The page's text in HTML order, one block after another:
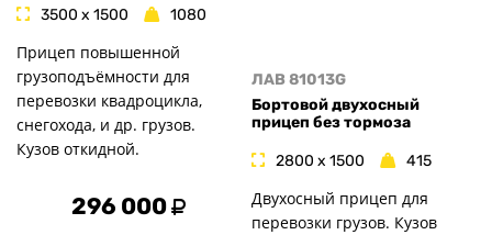
3500 x 1500 1080
Прицеп повышенной
грузоподъёмности для
перевозки квадроцикла,
снегохода, и др. грузов.
Кузов откидной.
296 000
ЛАВ 81013G
Бортовой двухосный
прицеп без тормоза
2800 x 1500 415
Двухосный прицеп для
перевозки грузов. Кузов